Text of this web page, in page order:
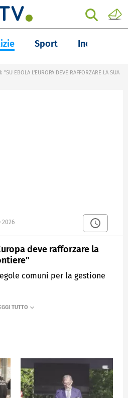
Sport Inchieste
"SU EBOLA L'EUROPA DEVE RAFFORZARE LA SUA
2026
deve rafforzare la
comuni per la gestione